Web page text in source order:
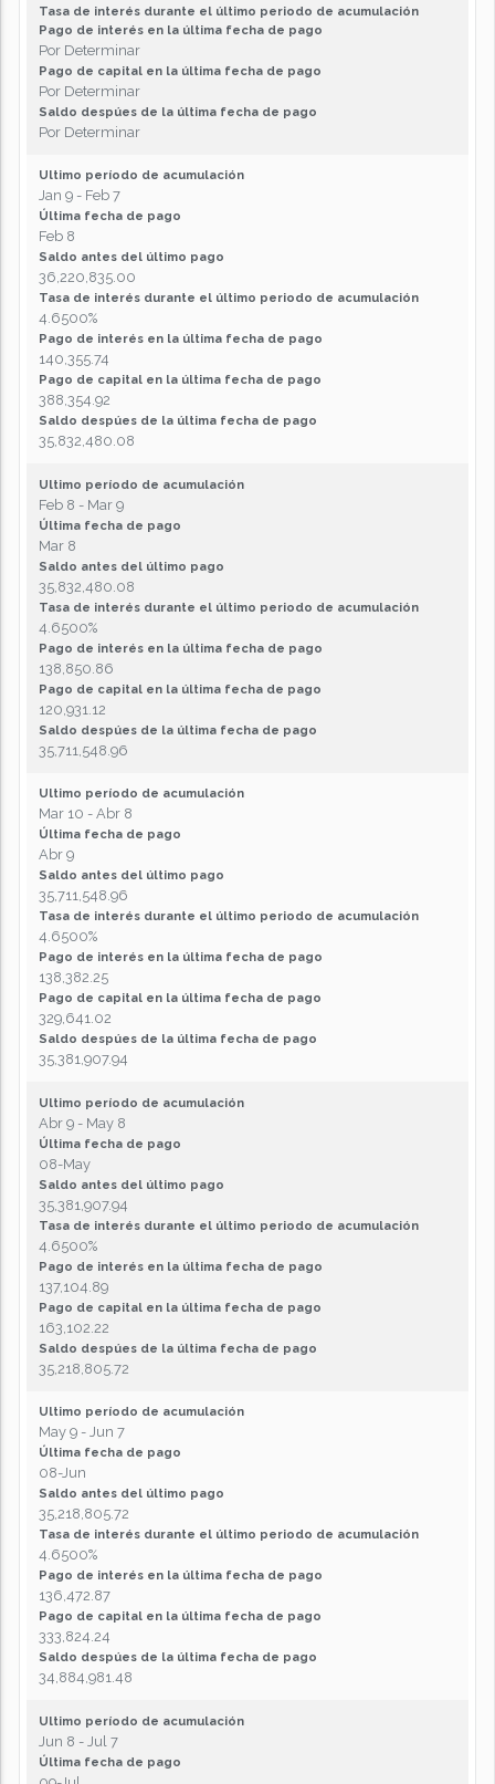
Tasa de interés durante el último periodo de acumulación
Pago de interés en la última fecha de pago
Por Determinar
Pago de capital en la última fecha de pago
Por Determinar
Saldo despúes de la última fecha de pago
Por Determinar
Ultimo período de acumulación
Jan 9 - Feb 7
Última fecha de pago
Feb 8
Saldo antes del último pago
36,220,835.00
Tasa de interés durante el último periodo de acumulación
4.6500%
Pago de interés en la última fecha de pago
140,355.74
Pago de capital en la última fecha de pago
388,354.92
Saldo despúes de la última fecha de pago
35,832,480.08
Ultimo período de acumulación
Feb 8 - Mar 9
Última fecha de pago
Mar 8
Saldo antes del último pago
35,832,480.08
Tasa de interés durante el último periodo de acumulación
4.6500%
Pago de interés en la última fecha de pago
138,850.86
Pago de capital en la última fecha de pago
120,931.12
Saldo despúes de la última fecha de pago
35,711,548.96
Ultimo período de acumulación
Mar 10 - Abr 8
Última fecha de pago
Abr 9
Saldo antes del último pago
35,711,548.96
Tasa de interés durante el último periodo de acumulación
4.6500%
Pago de interés en la última fecha de pago
138,382.25
Pago de capital en la última fecha de pago
329,641.02
Saldo despúes de la última fecha de pago
35,381,907.94
Ultimo período de acumulación
Abr 9 - May 8
Última fecha de pago
08-May
Saldo antes del último pago
35,381,907.94
Tasa de interés durante el último periodo de acumulación
4.6500%
Pago de interés en la última fecha de pago
137,104.89
Pago de capital en la última fecha de pago
163,102.22
Saldo despúes de la última fecha de pago
35,218,805.72
Ultimo período de acumulación
May 9 - Jun 7
Última fecha de pago
08-Jun
Saldo antes del último pago
35,218,805.72
Tasa de interés durante el último periodo de acumulación
4.6500%
Pago de interés en la última fecha de pago
136,472.87
Pago de capital en la última fecha de pago
333,824.24
Saldo despúes de la última fecha de pago
34,884,981.48
Ultimo período de acumulación
Jun 8 - Jul 7
Última fecha de pago